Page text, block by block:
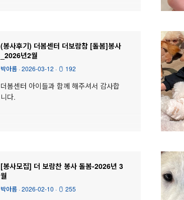
(봉사후기) 더봄센터 더보람참 [돌봄]봉사
_2026년2월
박아름 ·2026-03-12 · 192
더봄센터 아이들과 함께 해주셔서 감사합
니다.
[봉사모집] 더 보람찬 봉사 돌봄-2026년 3
월
박아름 ·2026-02-10 · 255